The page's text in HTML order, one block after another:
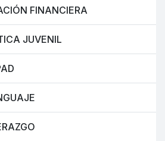
FINANCIERA
JUVENIL